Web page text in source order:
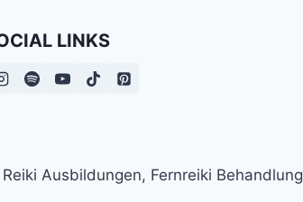
LINKS
Ausbildungen, Fernreiki